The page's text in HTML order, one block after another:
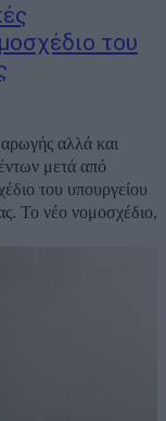
του
αλλά και
μετά από
του υπουργείου
Το νέο νομοσχέδιο,